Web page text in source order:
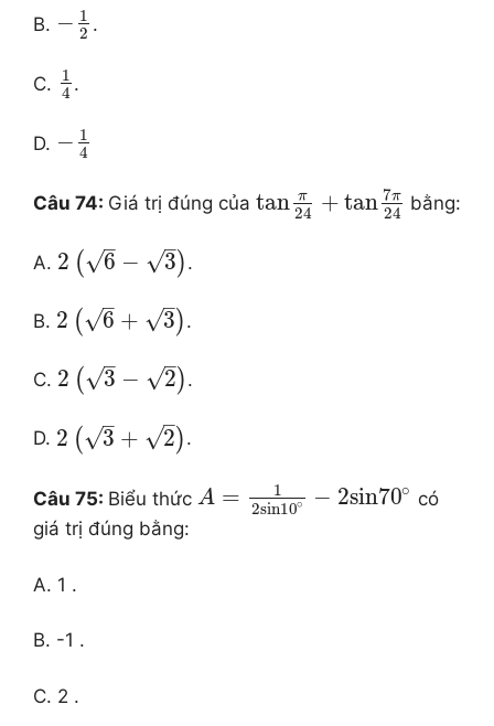
B. − 1
2 .
C.
1
4 .
D. − 1
4
Câu 74: Giá trị đúng của tan π
24 + tan 7π
24 bằng:
A. 2 ( 6
–
√ − 3
–
√ ) .
B. 2 ( 6
–
√ + 3
–
√ ) .
C. 2 ( 3
–
√ − 2
–
√ ) .
D. 2 ( 3
–
√ + 2
–
√ ) .
Câu 75: Biểu thức A =
1
2sin10∘ − 2sin70∘ có
giá trị đúng bằng:
A. 1 .
B. -1 .
C. 2 .